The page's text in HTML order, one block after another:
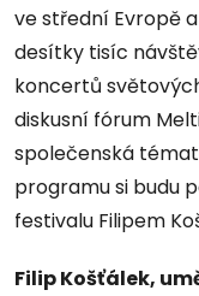
ve střední Evropě
desítky tisíc
koncertů
diskusní fórum
společenská
programu si budu
festivalu Filipem
Filip Košťálek,